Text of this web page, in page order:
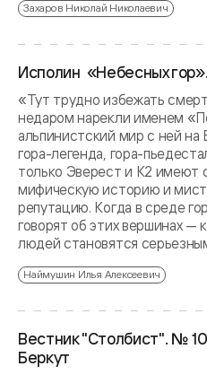
Захаров Николай Николаевич
Исполин «Небесных
«Тут трудно избежать
недаром нарекли именем
альпинистский мир с ней на
гора-легенда, гора-
только Эверест и К2 имеют
мифическую историю и
репутацию. Когда в среде
говорят об этих вершинах —
людей становятся
Наймушин Илья Алексеевич
Вестник "Столбист". №
Беркут